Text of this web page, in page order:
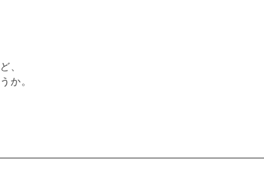
、
か。